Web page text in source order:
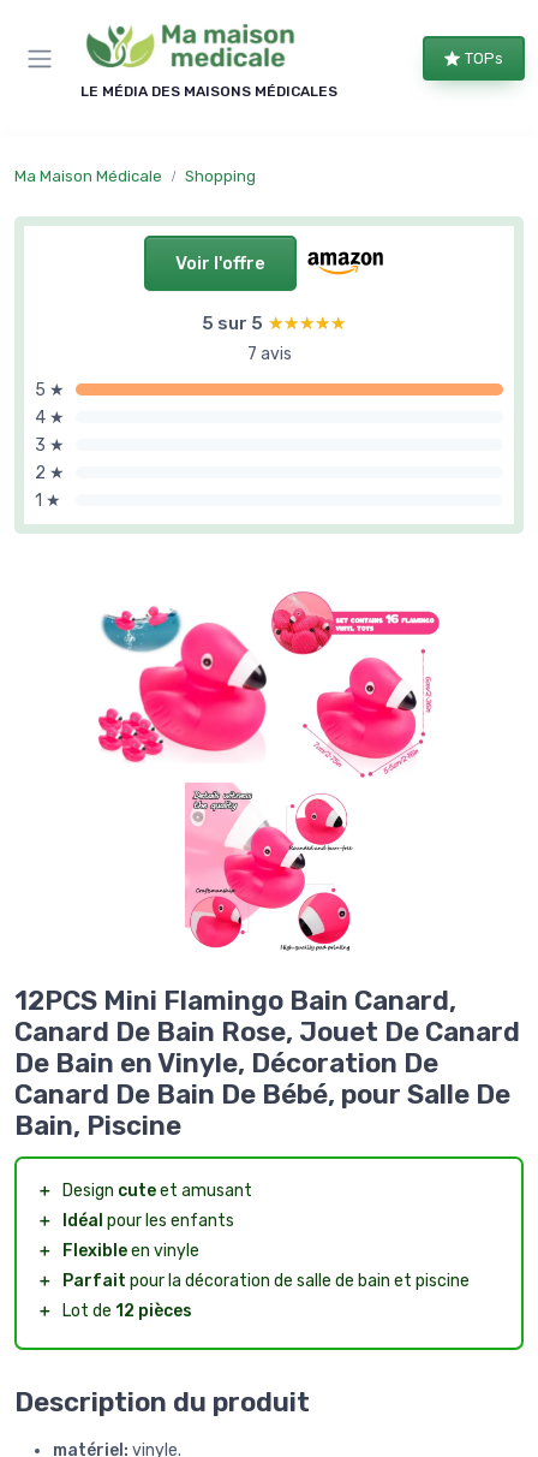
LE MÉDIA DES MAISONS MÉDICALES
TOPs
Ma Maison Médicale Shopping
Voir l'offre
5 sur 5 ★★★★★
★★★★★
7 avis
5 ★
4 ★
3 ★
2 ★
1 ★
12PCS Mini Flamingo Bain Canard,
Canard De Bain Rose, Jouet De Canard
De Bain en Vinyle, Décoration De
Canard De Bain De Bébé, pour Salle De
Bain, Piscine
＋ Design cuteet amusant
＋
Idéal pour les enfants
＋
Flexibleen vinyle
＋
Parfait pour la décoration de salle de bain et piscine
＋
Lot de 12 pièces
Description du produit
matériel: vinyle.